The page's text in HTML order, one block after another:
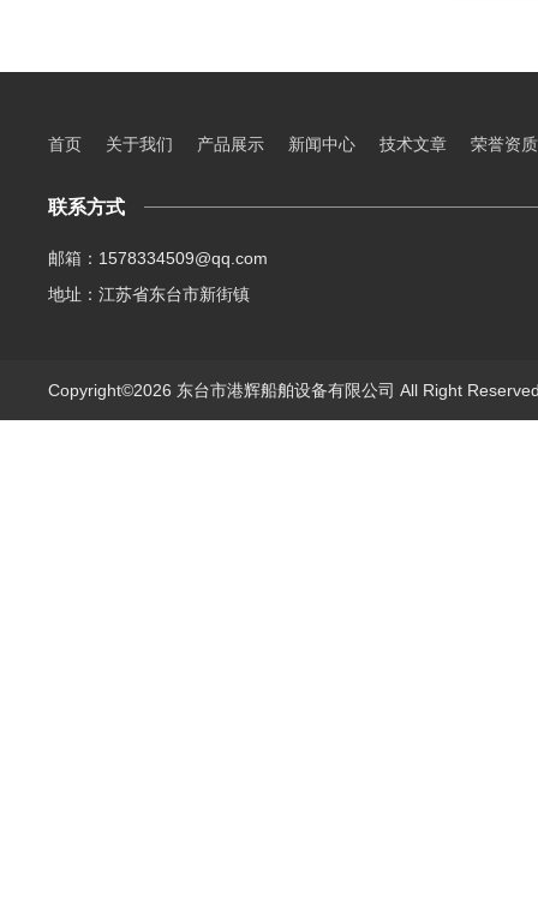
首页 关于我们 产品展示 新闻中心 技术文章 荣誉资质
联系方式
邮箱：1578334509@qq.com
地址：江苏省东台市新街镇
Copyright©2026 东台市港辉船舶设备有限公司 All Right